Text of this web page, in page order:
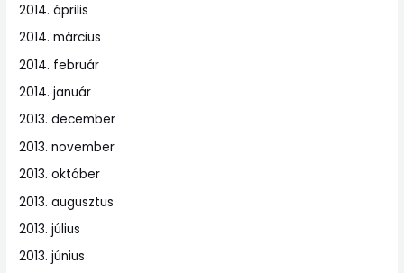
2014. április
2014. március
2014. február
2014. január
2013. december
2013. november
2013. október
2013. augusztus
2013. július
2013. június